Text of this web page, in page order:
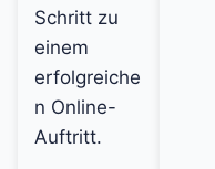
Schritt zu
einem
erfolgreiche
n Online-
Auftritt.